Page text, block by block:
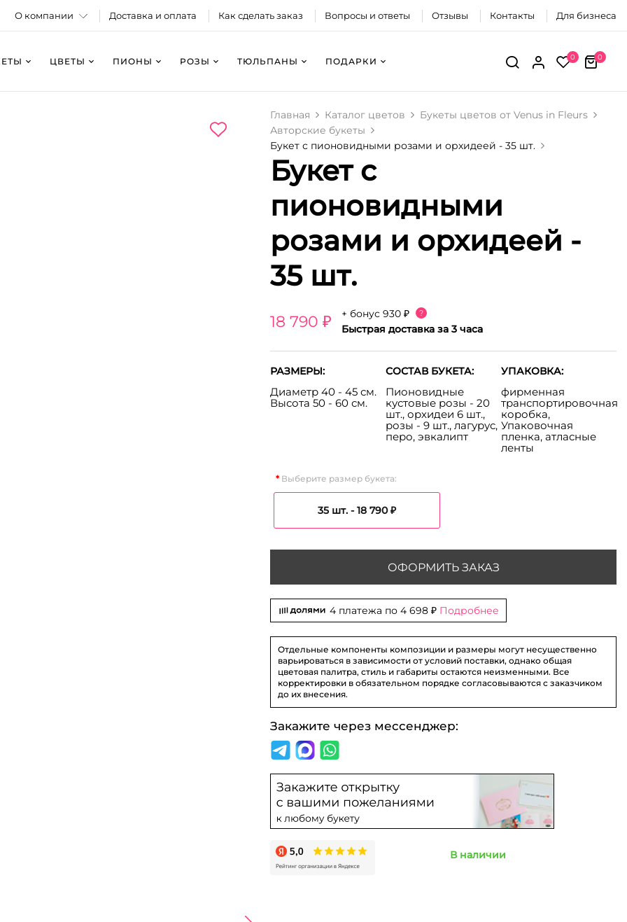
О компании Доставка и оплата Как сделать заказ Вопросы и ответы Отзывы Контакты Для бизнеса
ЦВЕТЫ ПИОНЫ РОЗЫ ТЮЛЬПАНЫ ПОДАРКИ 0 0
На фото 35 шт. - 18 790 ₽
Главная Каталог цветов
Букеты цветов от Venus in Fleurs
Авторские букеты
Букет с пионовидными розами и орхидеей - 35 шт.
Букет с
пионовидными
розами и орхидеей -
35 шт.
18 790 ₽ + бонус930 ₽ ?
Быстрая доставка за 3 часа
РАЗМЕРЫ:
Диаметр 40 - 45 см.
Высота 50 - 60 см.
СОСТАВ БУКЕТА:
Пионовидные
кустовые розы - 20
шт., орхидеи 6 шт.,
розы - 9 шт., лагурус,
перо, эвкалипт
УПАКОВКА:
фирменная
транспортировочная
коробка,
Упаковочная
пленка, атласные
ленты
Выберите размер букета:
35 шт. -18 790 ₽
ОФОРМИТЬ ЗАКАЗ
4 платежа по4 698 ₽ Подробнее
Отдельные компоненты композиции и размеры могут несущественно
варьироваться в зависимости от условий поставки, однако общая
цветовая палитра, стиль и габариты остаются неизменными. Все
корректировки в обязательном порядке согласовываются с заказчиком
до их внесения.
Закажите через мессенджер:
В наличии